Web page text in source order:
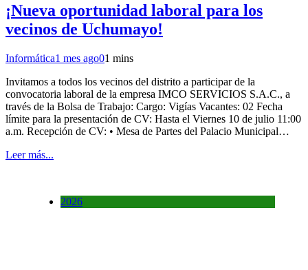
¡Nueva oportunidad laboral para los
vecinos de Uchumayo!
Informática1 mes ago01 mins
Invitamos a todos los vecinos del distrito a participar de la
convocatoria laboral de la empresa IMCO SERVICIOS S.A.C., a
través de la Bolsa de Trabajo: Cargo: Vigías Vacantes: 02 Fecha
límite para la presentación de CV: Hasta el Viernes 10 de julio 11:00
a.m. Recepción de CV: • Mesa de Partes del Palacio Municipal…
Leer más...
2026